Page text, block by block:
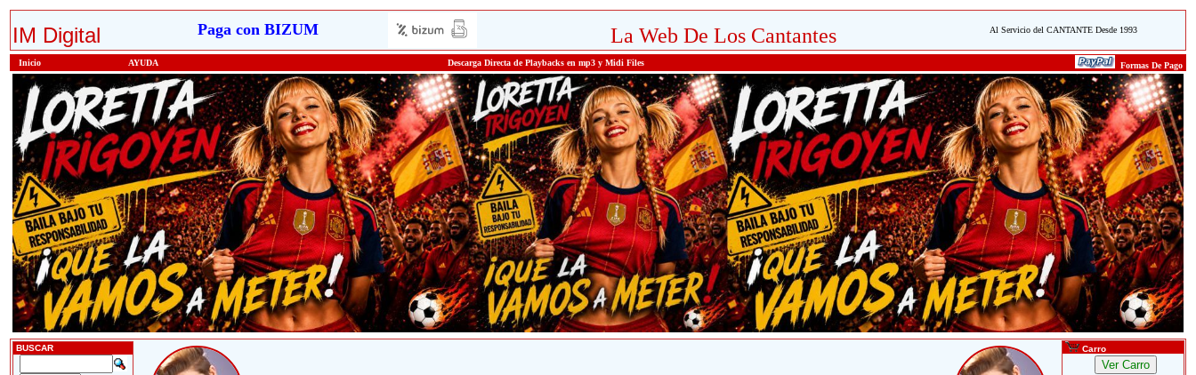
IM Digital Paga con BIZUM La Web De Los Cantantes Al Servicio del CANTANTE Desde 1993
Inicio AYUDA Descarga Directa de Playbacks en mp3 y Midi Files Formas De Pago
BUSCAR Carro